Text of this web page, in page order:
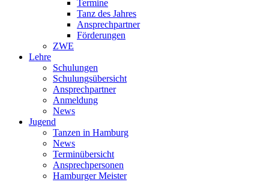
Termine
Tanz des Jahres
Ansprechpartner
Förderungen
ZWE
Lehre
Schulungen
Schulungsübersicht
Ansprechpartner
Anmeldung
News
Jugend
Tanzen in Hamburg
News
Terminübersicht
Ansprechpersonen
Hamburger Meister